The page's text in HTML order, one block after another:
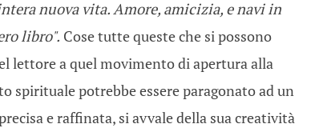
nuova vita. Amore, amicizia, e navi in
libro". Cose tutte queste che si possono
lettore a quel movimento di apertura alla
spirituale potrebbe essere paragonato ad un
e raffinata, si avvale della sua creatività